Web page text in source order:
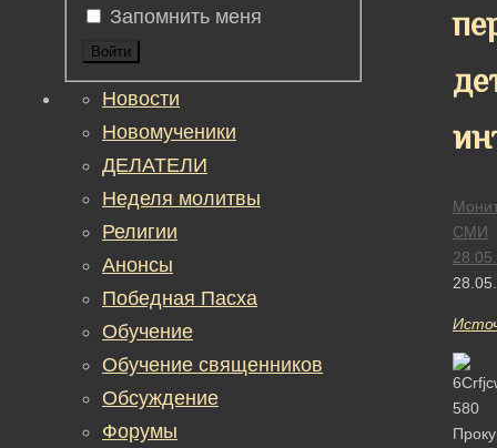
СМИ
Запомнить меня
Войти
Новости
Новомученики
ДЕЛАТЕЛИ
Неделя молитвы
Религии
Анонсы
Победная Пасха
Обучение
Обучение священников
Обсуждение
Форумы